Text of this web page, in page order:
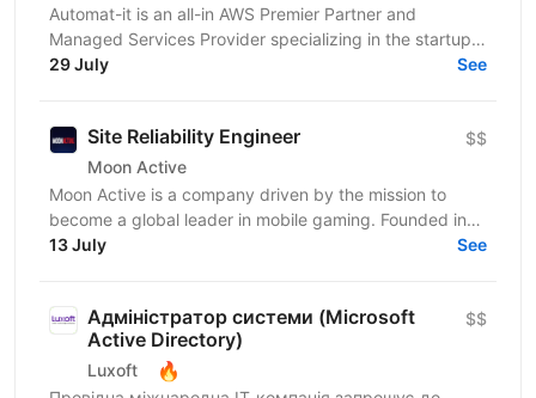
Automat-it is an all-in AWS Premier Partner and
Managed Services Provider specializing in the startup
ecosystem. With over 800 customers and 500+ AWS...
29 July See
Site Reliability Engineer
Moon Active
$$
Moon Active is a company driven by the mission to
become a global leader in mobile gaming. Founded in
2011, our passion for creativity, cutting-edge...
13 July See
Адміністратор системи (Microsoft
Active Directory)
Luxoft 🔥
$$